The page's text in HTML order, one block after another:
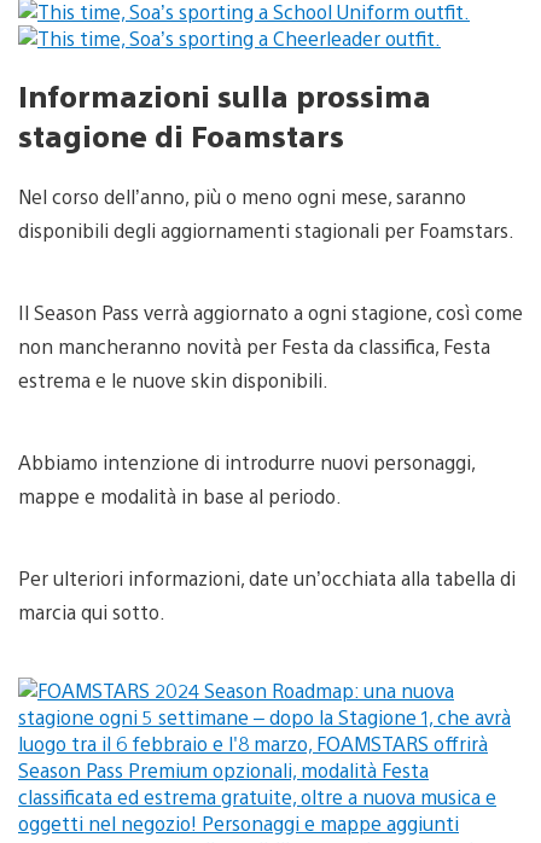
Informazioni sulla prossima
stagione di Foamstars
Nel corso dell’anno, più o meno ogni mese, saranno
disponibili degli aggiornamenti stagionali per Foamstars.
Il Season Pass verrà aggiornato a ogni stagione, così come
non mancheranno novità per Festa da classifica, Festa
estrema e le nuove skin disponibili.
Abbiamo intenzione di introdurre nuovi personaggi,
mappe e modalità in base al periodo.
Per ulteriori informazioni, date un’occhiata alla tabella di
marcia qui sotto.